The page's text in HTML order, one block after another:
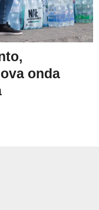
onda